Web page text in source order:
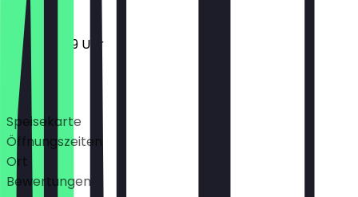
11:00 - 23:59 Uhr
Deals
Speisekarte
Öffnungszeiten
Ort
Bewertungen